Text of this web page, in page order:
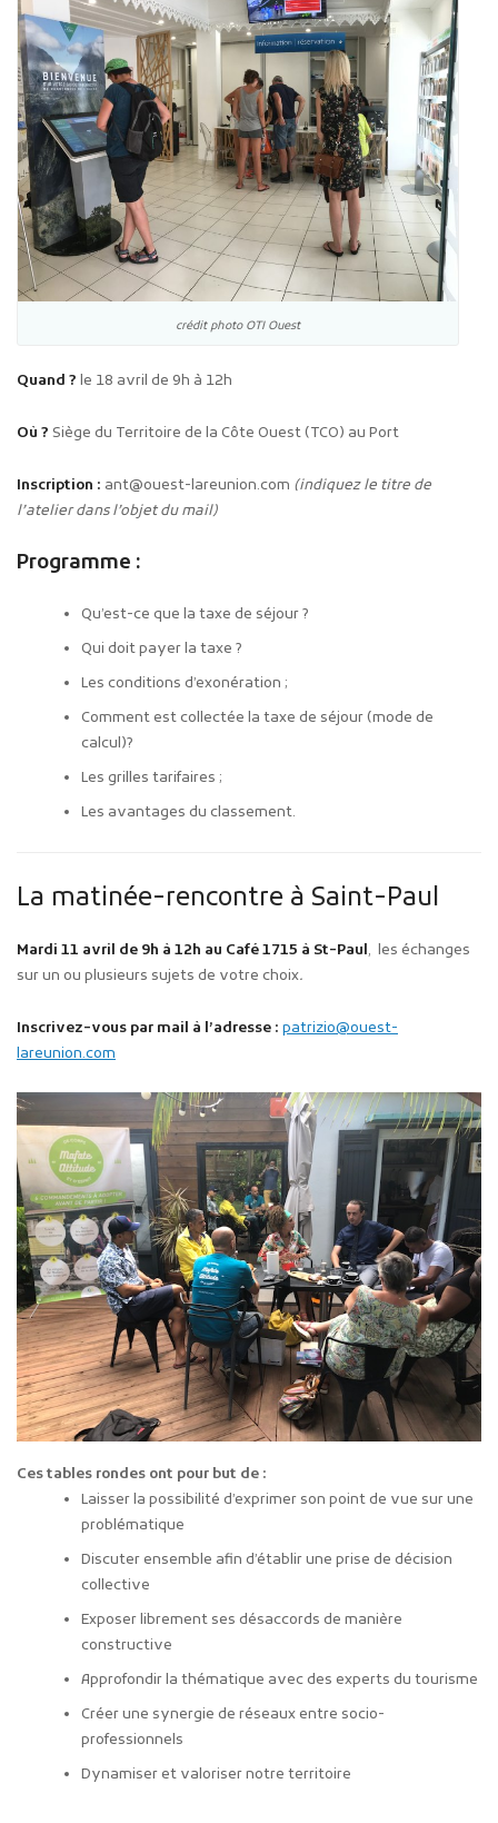
crédit photo OTI Ouest
Quand ? le 18 avril de 9h à 12h
Où ? Siège du Territoire de la Côte Ouest (TCO) au Port
Inscription : ant@ouest-lareunion.com (indiquez le titre de
l’atelier dans l’objet du mail)
Programme :
Qu’est-ce que la taxe de séjour ?
Qui doit payer la taxe ?
Les conditions d’exonération ;
Comment est collectée la taxe de séjour (mode de
calcul)?
Les grilles tarifaires ;
Les avantages du classement.
La matinée-rencontre à Saint-Paul
Mardi 11 avril de 9h à 12h au Café 1715 à St-Paul, les échanges
sur un ou plusieurs sujets de votre choix.
Inscrivez-vous par mail à l’adresse : patrizio@ouest-
lareunion.com
Ces tables rondes ont pour but de :
Laisser la possibilité d’exprimer son point de vue sur une
problématique
Discuter ensemble afin d’établir une prise de décision
collective
Exposer librement ses désaccords de manière
constructive
Approfondir la thématique avec des experts du tourisme
Créer une synergie de réseaux entre socio-
professionnels
Dynamiser et valoriser notre territoire